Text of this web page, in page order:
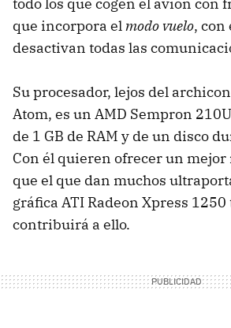
todo los que cogen el avión con
que incorpora elmodo vuelo, con
desactivan todas las
Su procesador, lejos del
Atom, es un AMD Sempron
de 1 GB de RAM y de un disco
Con él quieren ofrecer un
que el que dan muchos
gráfica ATI Radeon Xpress
contribuirá a ello.